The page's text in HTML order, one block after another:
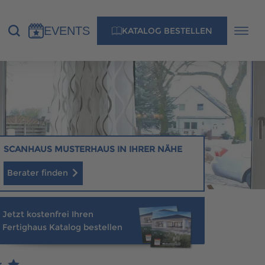
EVENTS KATALOG BESTELLEN
MUSTERHAUS FINDEN
MUSTERHAUS FINDEN
SCANHAUS MUSTERHAUS IN IHRER NÄHE
Berater finden
Jetzt kostenfrei Ihren
Fertighaus Katalog bestellen